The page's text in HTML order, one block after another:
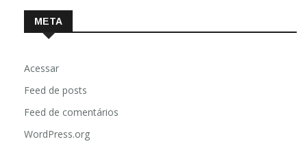
META
Acessar
Feed de posts
Feed de comentários
WordPress.org